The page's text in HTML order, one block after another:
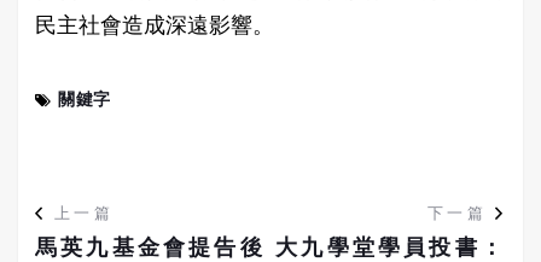
民主社會造成深遠影響。
關鍵字
上一篇
馬英九基金會提告後
下一篇
大九學堂學員投書：